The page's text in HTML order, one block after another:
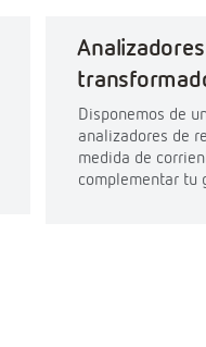
Disponemos de
analizadores de
medida de
complementar tu